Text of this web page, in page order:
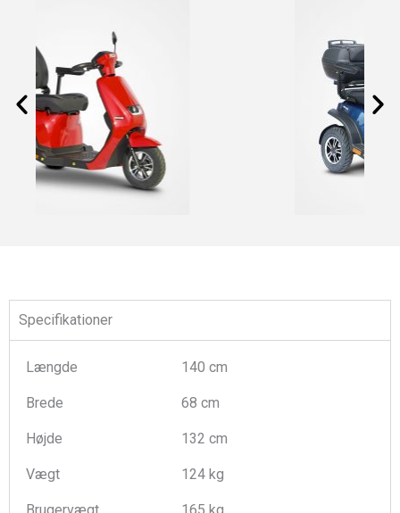
Specifikationer
Længde 140 cm
Brede 68 cm
Højde 132 cm
Vægt 124 kg